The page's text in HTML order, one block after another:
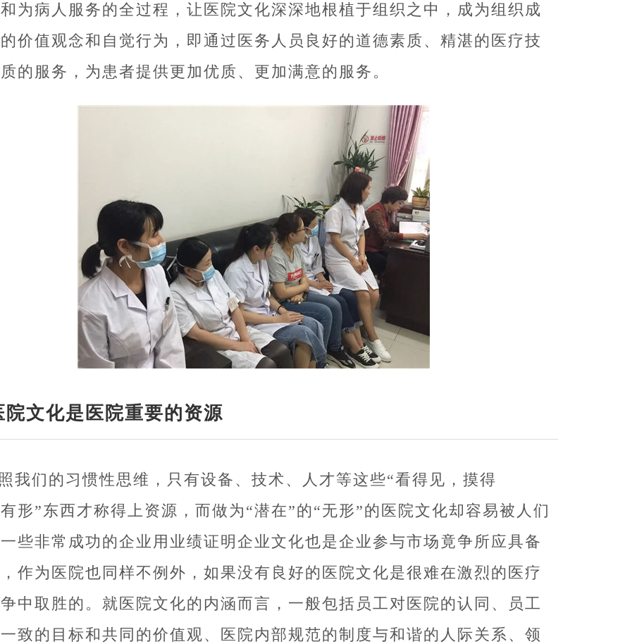
为病人服务的全过程，让医院文化深深地根植于组织之中，成为组织成
价值观念和自觉行为，即通过医务人员良好的道德素质、精湛的医疗技
的服务，为患者提供更加优质、更加满意的服务。
院文化是医院重要的资源
我们的习惯性思维，只有设备、技术、人才等这些“看得见，摸得
形”东西才称得上资源，而做为“潜在”的“无形”的医院文化却容易被人们
些非常成功的企业用业绩证明企业文化也是企业参与市场竟争所应具备
作为医院也同样不例外，如果没有良好的医院文化是很难在激烈的医疗
中取胜的。就医院文化的内涵而言，一般包括员工对医院的认同、员工
致的目标和共同的价值观、医院内部规范的制度与和谐的人际关系、领